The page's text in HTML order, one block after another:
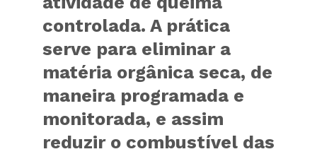
controlada. A prática
serve para eliminar a
matéria orgânica seca, de
maneira programada e
monitorada, e assim
reduzir o combustível das